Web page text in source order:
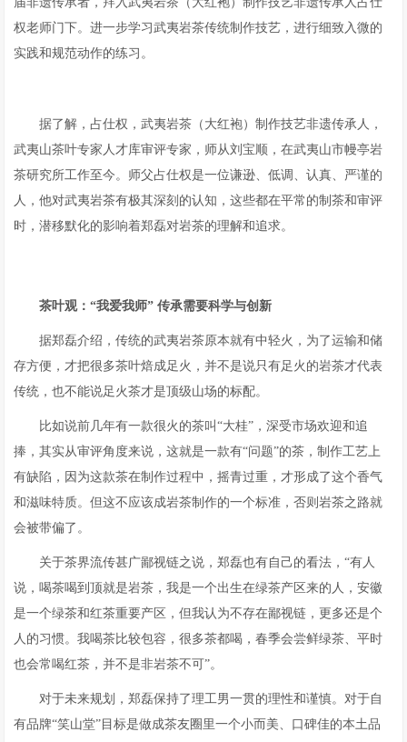
权老师门下。进一步学习武夷岩茶传统制作技艺，进行细致入微的
实践和规范动作的练习。
据了解，占仕权，武夷岩茶（大红袍）制作技艺非遗传承人，
武夷山茶叶专家人才库审评专家，师从刘宝顺，在武夷山市幔亭岩
茶研究所工作至今。师父占仕权是一位谦逊、低调、认真、严谨的
人，他对武夷岩茶有极其深刻的认知，这些都在平常的制茶和审评
时，潜移默化的影响着郑磊对岩茶的理解和追求。
茶叶观：“我爱我师” 传承需要科学与创新
据郑磊介绍，传统的武夷岩茶原本就有中轻火，为了运输和储
存方便，才把很多茶叶焙成足火，并不是说只有足火的岩茶才代表
传统，也不能说足火茶才是顶级山场的标配。
比如说前几年有一款很火的茶叫“大桂”，深受市场欢迎和追
捧，其实从审评角度来说，这就是一款有“问题”的茶，制作工艺上
有缺陷，因为这款茶在制作过程中，摇青过重，才形成了这个香气
和滋味特质。但这不应该成岩茶制作的一个标准，否则岩茶之路就
会被带偏了。
关于茶界流传甚广鄙视链之说，郑磊也有自己的看法，“有人
说，喝茶喝到顶就是岩茶，我是一个出生在绿茶产区来的人，安徽
是一个绿茶和红茶重要产区，但我认为不存在鄙视链，更多还是个
人的习惯。我喝茶比较包容，很多茶都喝，春季会尝鲜绿茶、平时
也会常喝红茶，并不是非岩茶不可”。
对于未来规划，郑磊保持了理工男一贯的理性和谨慎。对于自
有品牌“笑山堂”目标是做成茶友圈里一个小而美、口碑佳的本土品